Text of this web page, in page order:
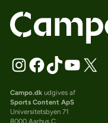
Campo.dkudgives af
Sports Content ApS
Universitetsbyen 71